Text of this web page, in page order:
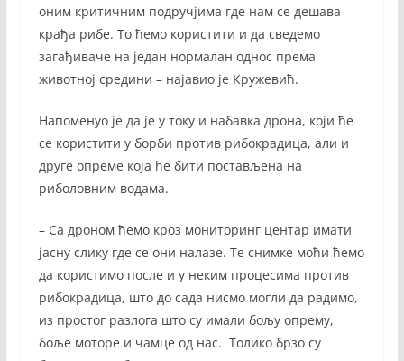
оним критичним подручјима где нам се дешава
крађа рибе. То ћемо користити и да сведемо
загађиваче на један нормалан однос према
животној средини – најавио је Кружевић.
Напоменуо је да је у току и набавка дрона, који ће
се користити у борби против рибокрадица, али и
друге опреме која ће бити постављена на
риболовним водама.
– Са дроном ћемо кроз мониторинг центар имати
јасну слику где се они налазе. Те снимке моћи ћемо
да користимо после и у неким процесима против
рибокрадица, што до сада нисмо могли да радимо,
из простог разлога што су имали бољу опрему,
боље моторе и чамце од нас. Толико брзо су